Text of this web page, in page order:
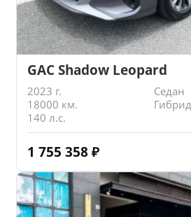
GAC Shadow Leopard
2023 г.
Седан
18000 км.
Гибрид
140 л.с.
1 755 358 ₽